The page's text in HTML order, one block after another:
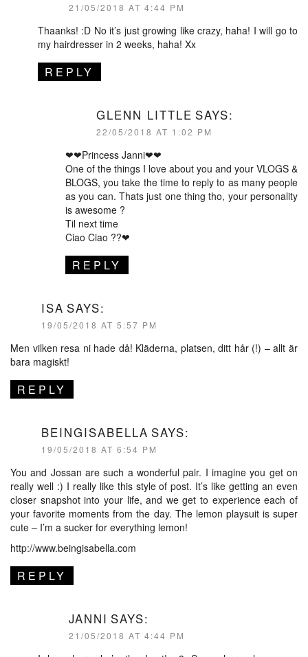
21/05/2018 AT 4:44 PM
Thaanks! :D No it’s just growing like crazy, haha! I will go to
my hairdresser in 2 weeks, haha! Xx
REPLY
GLENN LITTLESAYS:
22/05/2018 AT 1:02 PM
❤❤Princess Janni❤❤
One of the things I love about you and your VLOGS &
BLOGS, you take the time to reply to as many people
as you can. Thats just one thing tho, your personality
is awesome ?
Til next time
Ciao Ciao ??❤
REPLY
SAYS:
19/05/2018 AT 5:57 PM
Men vilken resa ni hade då! Kläderna, platsen, ditt hår (!) – allt är
bara magiskt!
REPLY
BEINGISABELLASAYS:
19/05/2018 AT 6:54 PM
You and Jossan are such a wonderful pair. I imagine you get on
really well :) I really like this style of post. It’s like getting an even
closer snapshot into your life, and we get to experience each of
your favorite moments from the day. The lemon playsuit is super
cute – I’m a sucker for everything lemon!
http://www.beingisabella.com
REPLY
JANNISAYS:
21/05/2018 AT 4:44 PM